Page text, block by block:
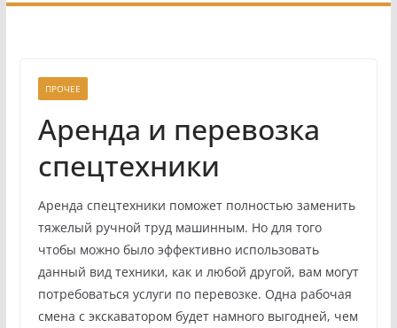
ПРОЧЕЕ
Аренда и перевозка
спецтехники
Аренда спецтехники поможет полностью заменить
тяжелый ручной труд машинным. Но для того
чтобы можно было эффективно использовать
данный вид техники, как и любой другой, вам могут
потребоваться услуги по перевозке. Одна рабочая
смена с экскаватором будет намного выгодней, чем